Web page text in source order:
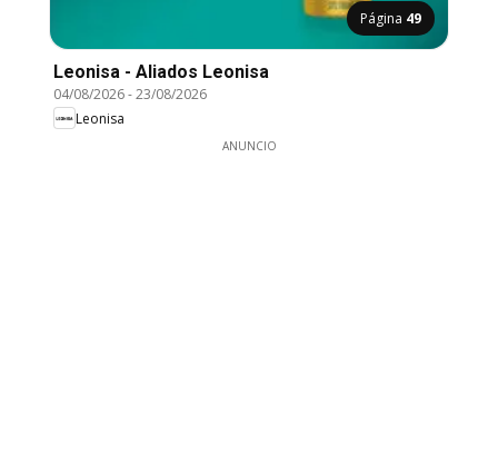
Página 49
Leonisa - Aliados Leonisa
04/08/2026-23/08/2026
Leonisa
ANUNCIO